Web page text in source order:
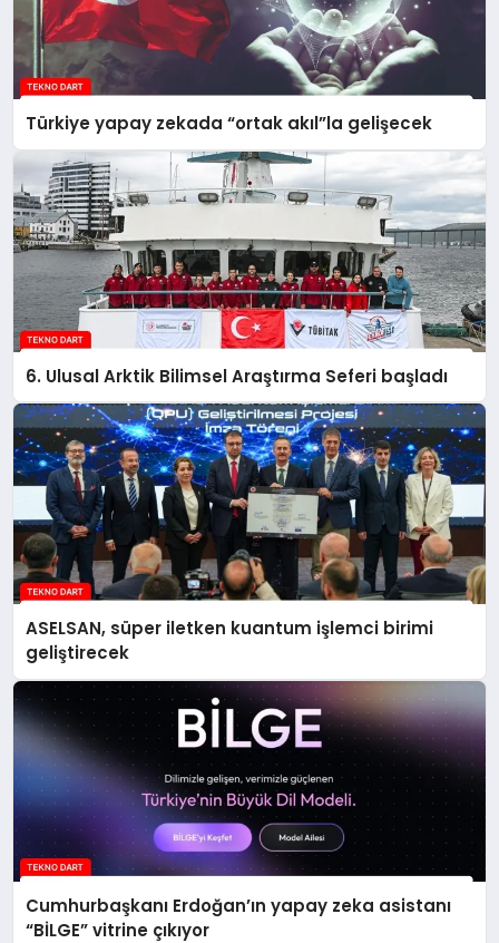
Türkiye yapay zekada “ortak akıl”la gelişecek
6. Ulusal Arktik Bilimsel Araştırma Seferi başladı
ASELSAN, süper iletken kuantum işlemci birimi
geliştirecek
Cumhurbaşkanı Erdoğan’ın yapay zeka asistanı
“BİLGE” vitrine çıkıyor